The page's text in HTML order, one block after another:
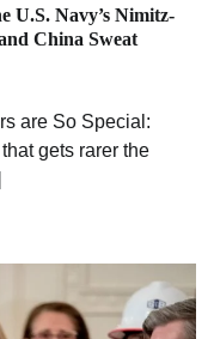
U.S. Navy’s Nimitz-
China Sweat
are So Special:
gets rarer the